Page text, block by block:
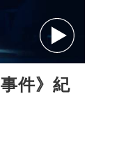
件》紀